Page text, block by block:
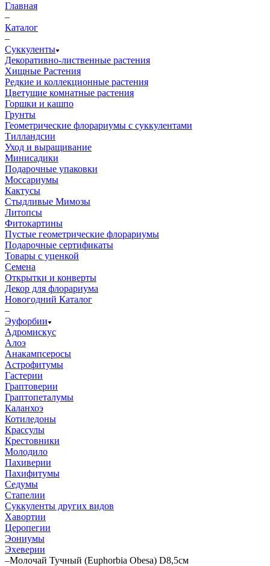
Главная
–
Каталог
–
Суккуленты
Декоративно-лиственные растения
Хищные Растения
Редкие и коллекционные растения
Цветущие комнатные растения
Горшки и кашпо
Грунты
Геометрические флорариумы с суккулентами
Тилландсии
Уход и выращивание
Минисадики
Подарочные упаковки
Моссариумы
Кактусы
Стыдливые Мимозы
Литопсы
Фитокартины
Пустые геометрические флорариумы
Подарочные сертификаты
Товары с уценкой
Семена
Открытки и конверты
Декор для флорариума
Новогодний Каталог
–
Эуфорбии
Адромискус
Алоэ
Анакампсеросы
Астрофитумы
Гастерии
Граптоверии
Граптопеталумы
Каланхоэ
Котиледоны
Крассулы
Крестовники
Молодило
Пахиверии
Пахифитумы
Седумы
Стапелии
Суккуленты других видов
Хавортии
Церопегии
Эониумы
Эхеверии
–Молочай Тучный (Euphorbia Obesa) D8,5см